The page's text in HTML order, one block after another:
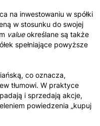
na inwestowaniu w spółki
w stosunku do swojej
valueokreślane są także
spełniające powyższe
co oznacza,
tłumowi. W praktyce
i sprzedają akcje,
powiedzenia „kupuj